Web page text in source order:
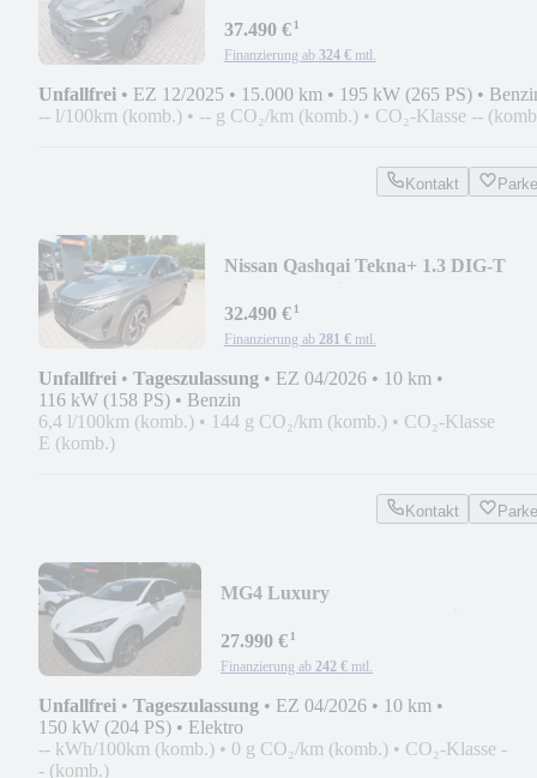
37.490 €¹
Finanzierung ab 324 € mtl.
Unfallfrei • EZ 12/2025 • 15.000 km • 195 kW (265 PS) •
-- l/100km (komb.) • -- g CO₂/km (komb.) • CO₂-Klasse --
Kontakt
Nissan Qashqai Tekna+ 1.3 DIG-T
32.490 €¹
Finanzierung ab 281 € mtl.
Unfallfrei • Tageszulassung • EZ 04/2026 • 10 km •
116 kW (158 PS) • Benzin
6,4 l/100km (komb.) • 144 g CO₂/km (komb.) • CO₂-Klasse
E (komb.)
Kontakt
MG4 Luxury
27.990 €¹
Finanzierung ab 242 € mtl.
Unfallfrei • Tageszulassung • EZ 04/2026 • 10 km •
150 kW (204 PS) • Elektro
-- kWh/100km (komb.) • 0 g CO₂/km (komb.) • CO₂-Klasse -
- (komb.)